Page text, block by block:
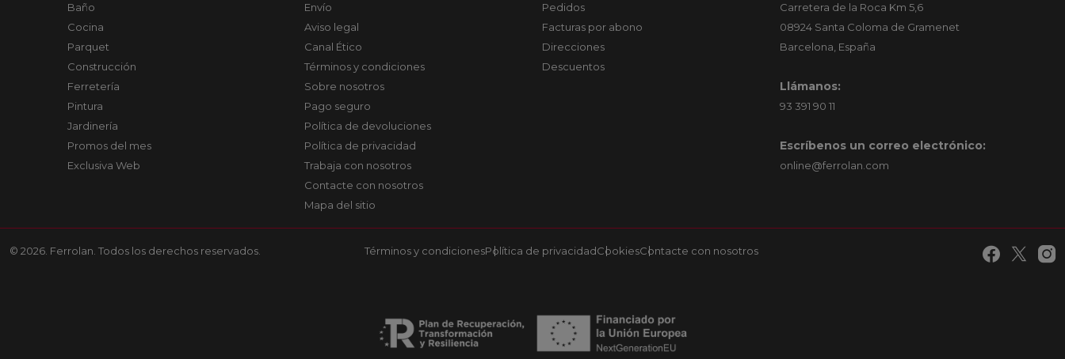
Baño
Cocina
Parquet
Construcción
Ferretería
Pintura
Jardinería
Promos del mes
Exclusiva Web
Envío
Aviso legal
Canal Ético
Términos y condiciones
Sobre nosotros
Pago seguro
Política de devoluciones
Política de privacidad
Trabaja con nosotros
Contacte con nosotros
Mapa del sitio
Pedidos
Facturas por abono
Direcciones
Descuentos
Carretera de la Roca Km 5,6
08924 Santa Coloma de Gramenet
Barcelona, España
Llámanos:
93 391 90 11
Escríbenos un correo electrónico:
online@ferrolan.com
© 2026. Ferrolan. Todos los derechos reservados. Términos y condicionesPolítica de privacidadCookiesContacte con nosotros